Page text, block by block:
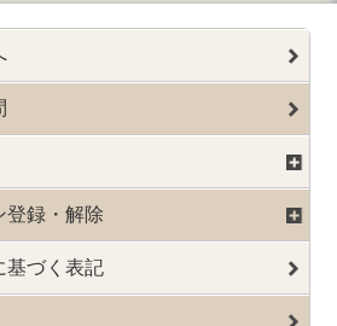
登録・解除
基づく表記